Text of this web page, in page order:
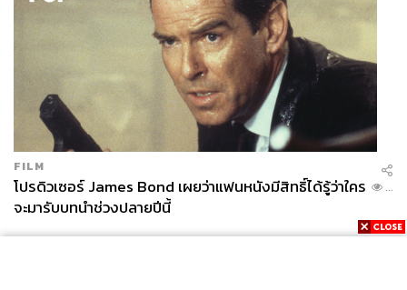
FILM
โปรดิวเซอร์ James Bond เผยว่าแฟนหนังมีสิทธิ์ได้รู้ว่าใคร
จะมารับบทนำช่วงปลายปีนี้
...